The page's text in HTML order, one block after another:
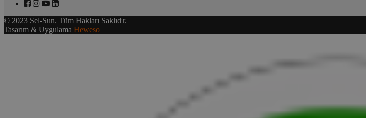
© 2023 Sel-Sun. Tüm Hakları Saklıdır.
Tasarım & Uygulama Heweso